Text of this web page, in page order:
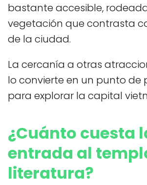
bastante accesible,
vegetación que contrasta
de la ciudad.
La cercanía a otras
lo convierte en un punto de
para explorar la capital
¿Cuánto cuesta
entrada al
literatura?